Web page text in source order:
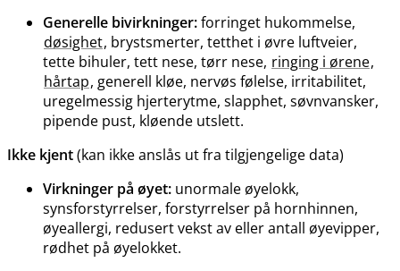
Generelle bivirkninger:forringet hukommelse,
døsighet, brystsmerter, tetthet i øvre luftveier,
tette bihuler, tett nese, tørr nese, ringing i ørene,
hårtap, generell kløe, nervøs følelse, irritabilitet,
uregelmessig hjerterytme, slapphet, søvnvansker,
pipende pust, kløende utslett.
Ikke kjent(kan ikke anslås ut fra tilgjengelige data)
Virkninger på øyet: unormale øyelokk,
synsforstyrrelser, forstyrrelser på hornhinnen,
øyeallergi, redusert vekst av eller antall øyevipper,
rødhet på øyelokket.